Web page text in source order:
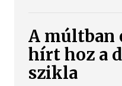
A múltban
hírt hoz a
szikla